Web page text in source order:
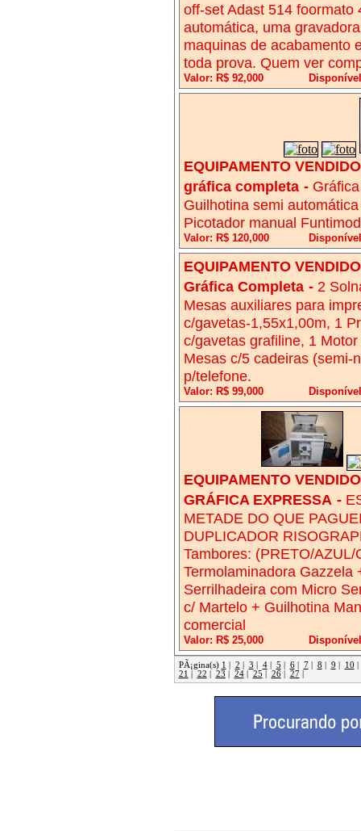
off-set Adast 514 foormato
automática, uma
maquinas de acabamento
toda prova. Quem ver
Valor: R$ 92,000
EQUIPAMENTO
gráfica completa -
Guilhotina semi
Picotador manual
Valor: R$ 120,000
EQUIPAMENTO
Gráfica Completa - 2
Mesas auxiliares para
c/gavetas-1,55x1,00m, 1
c/gavetas grafiline, 1
Mesas c/5 cadeiras (semi-
p/telefone.
Valor: R$ 99,000
EQUIPAMENTO
GRÁFICA EXPRESSA -
METADE DO QUE
DUPLICADOR
Tambores: (PRETO/
Termolaminadora Gazzela
Serrilhadeira com Micro
c/ Martelo + Guilhotina
comercial
Valor: R$ 25,000
PÃ¡gina(s) 1 2 3 4| 5 6| 7| 8 9 10
21
22 23 24| 25 26| 27|